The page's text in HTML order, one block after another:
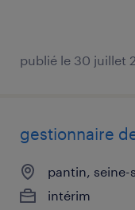
publié le 30 juillet
gestionnaire
pantin, seine-
intérim